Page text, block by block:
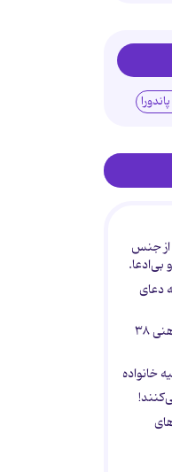
از جنس
بی‌ادعا.
دعای
چطور خودمان را از نظر ذهنی ۳۸